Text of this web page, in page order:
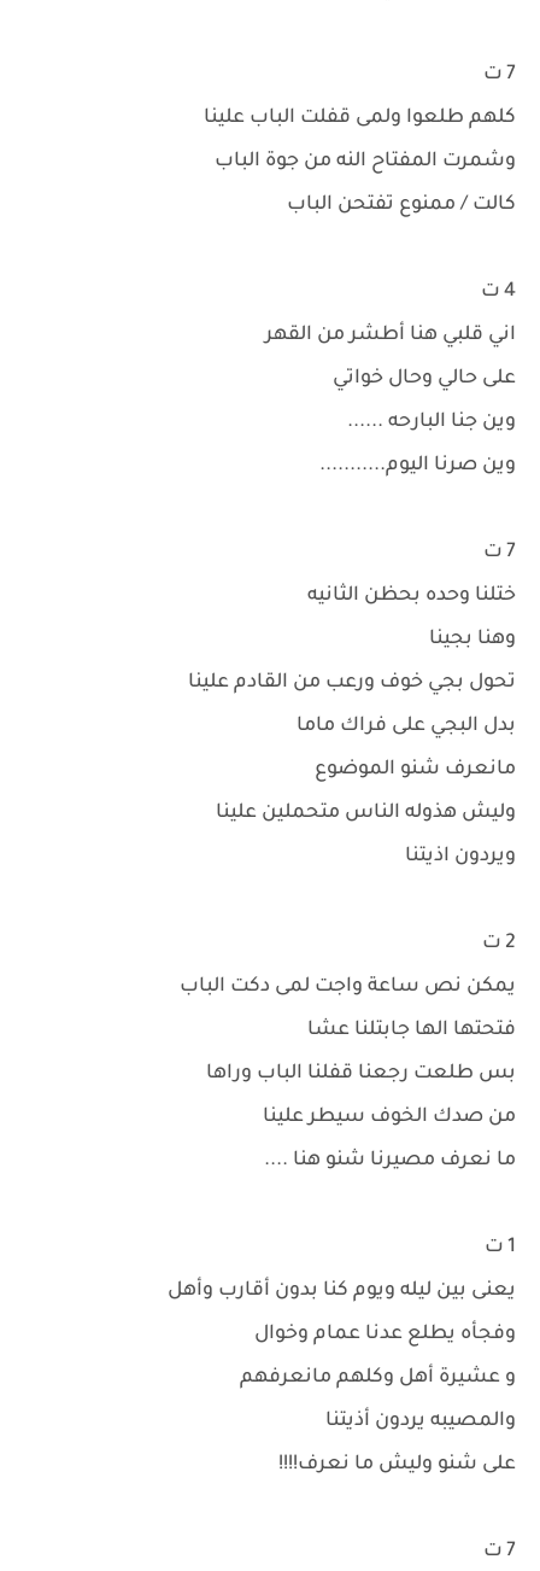
7 ت
كلهم طلعوا ولمى قفلت الباب علينا
وشمرت المفتاح النه من جوة الباب
كالت / ممنوع تفتحن الباب
4 ت
اني قلبي هنا أطشر من القهر
على حالي وحال خواتي
وين جنا البارحه ......
وين صرنا اليوم...........
7 ت
ختلنا وحده بحظن الثانيه
وهنا بجينا
تحول بجي خوف ورعب من القادم علينا
بدل البجي على فراك ماما
مانعرف شنو الموضوع
وليش هذوله الناس متحملين علينا
ويردون اذيتنا
2 ت
يمكن نص ساعة واجت لمى دكت الباب
فتحتها الها جابتلنا عشا
بس طلعت رجعنا قفلنا الباب وراها
من صدك الخوف سيطر علينا
ما نعرف مصيرنا شنو هنا ....
1 ت
يعنى بين ليله ويوم كنا بدون أقارب وأهل
وفجأه يطلع عدنا عمام وخوال
و عشيرة أهل وكلهم مانعرفهم
والمصيبه يردون أذيتنا
على شنو وليش ما نعرف!!!!
7 ت